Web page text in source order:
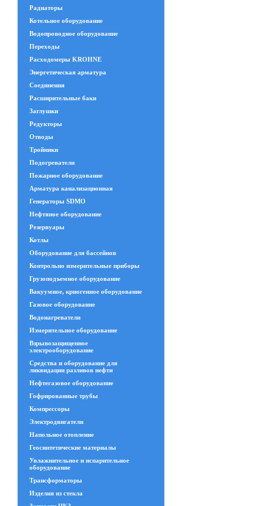
Радиаторы
Котельное оборудование
Водопроводное оборудование
Переходы
Расходомеры KROHNE
Энергетическая арматура
Соединения
Расширительные баки
Заглушки
Редукторы
Отводы
Тройники
Подогреватели
Пожарное оборудование
Арматура канализационная
Генераторы SDMO
Нефтяное оборудование
Резервуары
Котлы
Оборудование для бассейнов
Контрольно измерительные приборы
Грузоподъемное оборудование
Вакуумное, криогенное оборудование
Газовое оборудование
Водонагреватели
Измерительное оборудование
Взрывозащищенное
электрооборудование
Средства и оборудование для
ликвидации разливов нефти
Нефтегазовое оборудование
Гофрированные трубы
Компрессоры
Электродвигатели
Напольное отопление
Геосинтетические материалы
Увлажнительное и испарительное
оборудование
Трансформаторы
Изделия из стекла